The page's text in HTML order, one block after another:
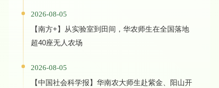
2026-08-05
【南方+】从实验室到田间，华农师生在全国落地
超40座无人农场
2026-08-05
【中国社会科学报】华南农大师生赴紫金、阳山开